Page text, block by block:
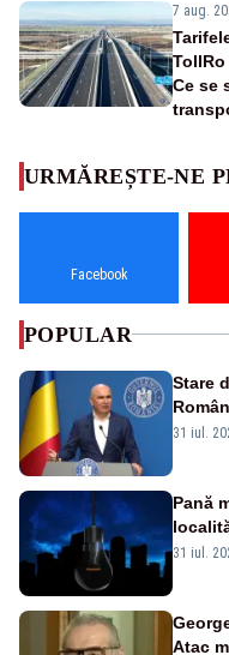
7 aug.
Ce se
URMĂREȘTE-NE
Facebook
POPULAR
Stare
a
31 iul.
Pană
31 iul.
Atac